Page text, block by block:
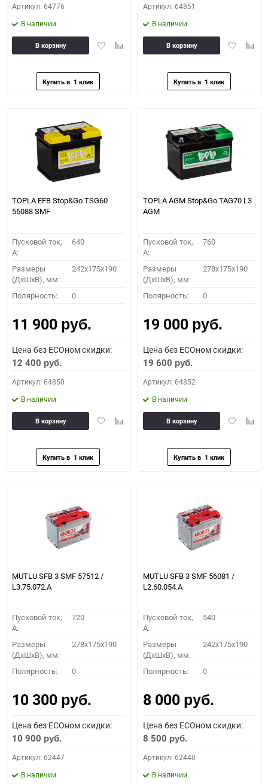
Артикул: 64776
В наличии
ДобавитьДобавить
В корзину
Артикул: 64851
В наличии
Добавить
В корзину
TOPLA EFB Stop&Go TSG60
56088 SMF
Пусковой ток,
A:
640
Размеры
(ДхШхВ), мм:
242x175x190
Полярность: 0
11 900 руб.
Цена без ECOном скидки:
12 400 руб.
Артикул: 64850
В наличии
ДобавитьДобавить
В корзину
TOPLA AGM Stop&Go TAG70 L3
AGM
Пусковой ток,
A:
760
Размеры
(ДхШхВ), мм:
278x175x190
Полярность: 0
19 000 руб.
Цена без ECOном скидки:
19 600 руб.
Артикул: 64852
В наличии
Добавить
В корзину
MUTLU SFB 3 SMF 57512 /
L3.75.072.A
Пусковой ток,
A:
720
Размеры
(ДхШхВ), мм:
278x175x190
Полярность: 0
10 300 руб.
Цена без ECOном скидки:
10 900 руб.
Артикул: 62447
В наличии
MUTLU SFB 3 SMF 56081 /
L2.60.054.A
Пусковой ток,
A:
540
Размеры
(ДхШхВ), мм:
242x175x190
Полярность: 0
8 000 руб.
Цена без ECOном скидки:
8 500 руб.
Артикул: 62440
В наличии